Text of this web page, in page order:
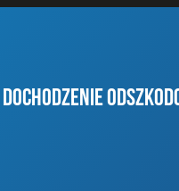
DOCHODZENIE